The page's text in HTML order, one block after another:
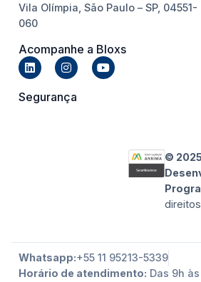
Vila Olímpia, São Paulo – SP, 04551-
060
Acompanhe a Bloxs
Segurança
©
Whatsapp:+55 11 95213-5339
Horário de atendimento: Das 9h às